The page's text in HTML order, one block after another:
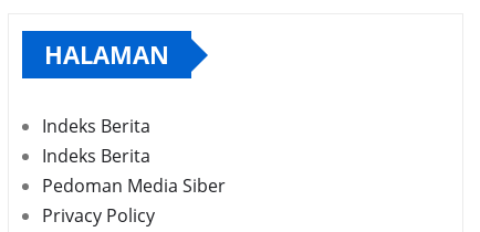
HALAMAN
Indeks Berita
Indeks Berita
Pedoman Media Siber
Privacy Policy